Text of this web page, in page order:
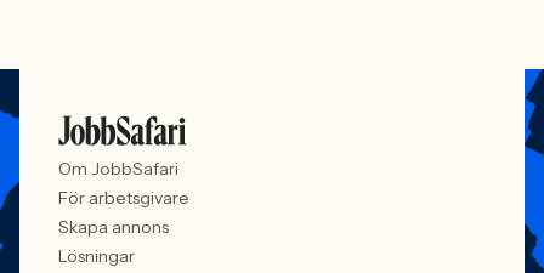
Om JobbSafari
För arbetsgivare
Skapa annons
Lösningar